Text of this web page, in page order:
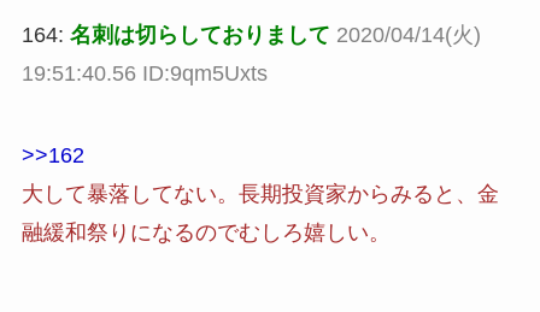
164: 名刺は切らしておりまして 2020/04/14(火)
19:51:40.56 ID:9qm5Uxts
>>162
大して暴落してない。長期投資家からみると、金
融緩和祭りになるのでむしろ嬉しい。